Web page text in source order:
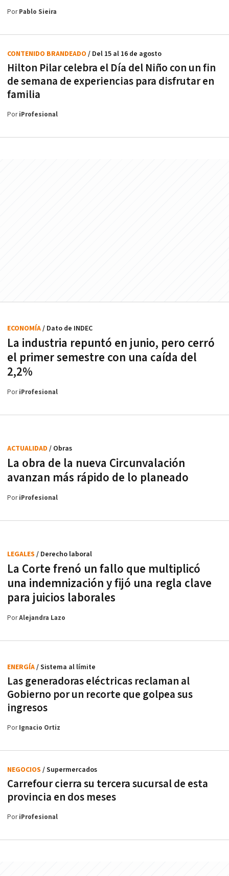
PorPablo Sieira
Hilton Pilar celebra el Día del Niño con un fin
de semana de experiencias para disfrutar en
familia
CONTENIDO BRANDEADO / Del 15 al 16 de agosto
PoriProfesional
La industria repuntó en junio, pero cerró
el primer semestre con una caída del
2,2%
ECONOMÍA/ Dato de INDEC
PoriProfesional
La obra de la nueva Circunvalación
avanzan más rápido de lo planeado
ACTUALIDAD / Obras
PoriProfesional
La Corte frenó un fallo que multiplicó
una indemnización y fijó una regla clave
para juicios laborales
LEGALES / Derecho laboral
PorAlejandra Lazo
Las generadoras eléctricas reclaman al
Gobierno por un recorte que golpea sus
ingresos
ENERGÍA/ Sistema al límite
PorIgnacio Ortiz
Carrefour cierra su tercera sucursal de esta
provincia en dos meses
NEGOCIOS / Supermercados
PoriProfesional